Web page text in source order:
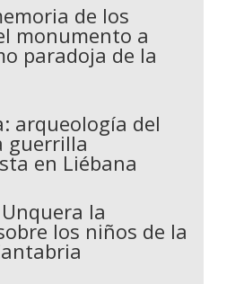
de los
monumento a
paradoja de la
arqueología del
guerrilla
en Liébana
la
los niños de la